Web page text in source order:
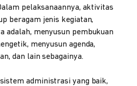
pelaksanaannya, aktivitas
beragam jenis kegiatan,
adalah, menyusun pembukuan
menyusun agenda,
dan lain sebagainya.
administrasi yang baik,